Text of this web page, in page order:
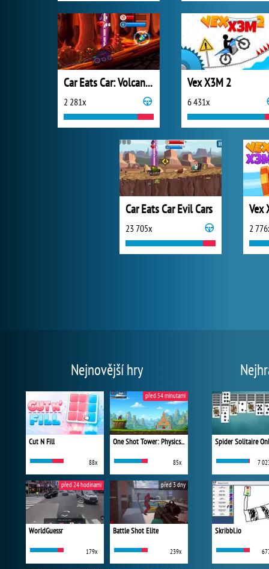
Car Eats Car: Volcanic Adventure
2 281x
Vex X3M 2
6 431x
Car Eats Car Evil Cars
23 705x
Vex
2
Nejnovější hry
Cut N Fill
88x
One Shot Tower: Physics Destroyer
85x
před 54 minutami
WorldGuessr
179x
před 24 hodinami
Battle Shot Elite
239x
před 3 dny
Spider Solitaire
7
Skribbl.io